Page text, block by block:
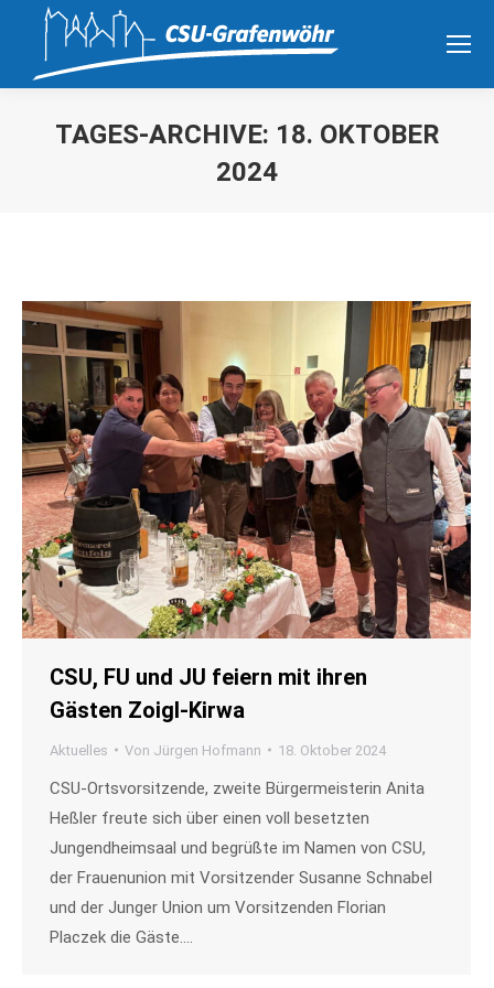
TAGES-ARCHIVE: 18. OKTOBER
2024
CSU, FU und JU feiern mit ihren
Gästen Zoigl-Kirwa
Aktuelles Von Jürgen Hofmann 18. Oktober 2024
CSU-Ortsvorsitzende, zweite Bürgermeisterin Anita
Heßler freute sich über einen voll besetzten
Jungendheimsaal und begrüßte im Namen von CSU,
der Frauenunion mit Vorsitzender Susanne Schnabel
und der Junger Union um Vorsitzenden Florian
Placzek die Gäste.…